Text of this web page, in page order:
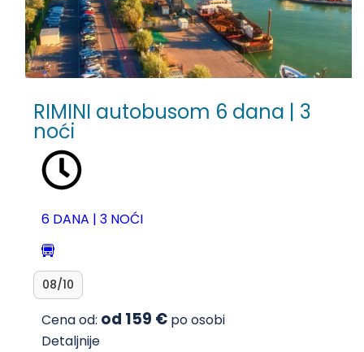
RIMINI autobusom 6 dana | 3
noći
6 DANA | 3 NOĆI
08/10
Cena od: od 159 € po osobi
Detaljnije